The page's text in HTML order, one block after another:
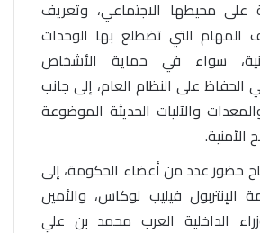
على محيطها الاجتماعي، وتعريف
المهام التي تضطلع بها الوحدات
سواء في حماية الأشخاص
الحفاظ على النظام العام، إلى جانب
والآليات الحديثة الموضوعة
الأمنية.
حضور عدد من أعضاء الحكومة، إلى
فيليب لوكاس، والأمين
الداخلية العرب محمد بن علي